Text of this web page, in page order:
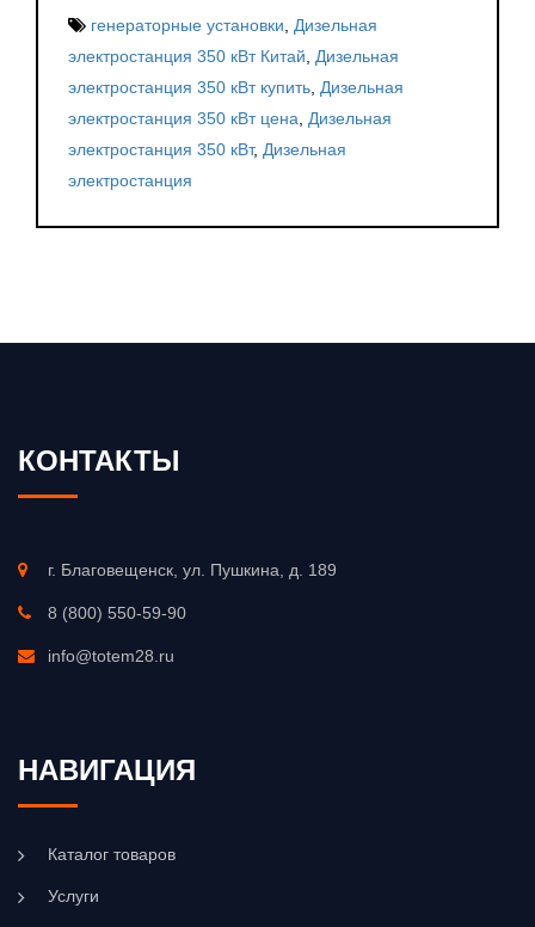
генераторные установки
Дизельная
электростанция 350 кВт Китай
Дизельная
электростанция 350 кВт купить Дизельная
электростанция 350 кВт цена
Дизельная
электростанция 350 кВт, Дизельная
электростанция
КОНТАКТЫ
г. Благовещенск, ул. Пушкина, д. 189
8 (800) 550-59-90
info@totem28.ru
НАВИГАЦИЯ
Каталог товаров
Услуги